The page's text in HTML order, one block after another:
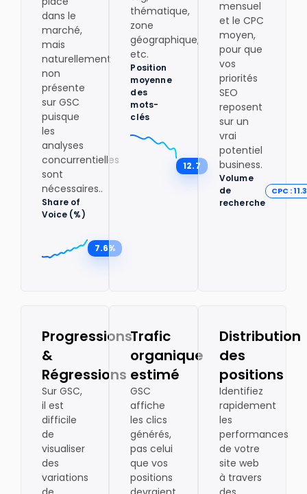
dans le
marché,
mais
naturellement
non
présente
sur GSC
puisque
les
analyses
concurrentielles
sont
nécessaires..
Share of
Voice (%)
7.6%
thématique,
zone
géographique,
etc.
Position
moyenne
des
mots-
clés
12.7
mensuel
et le CPC
moyen,
pour que
vos
priorités
SEO
reposent
sur un
vrai
potentiel
business.
Volume
de
recherche
CPC :
Progressions
&
Régressions
Sur GSC,
il est
difficile
de
visualiser
des
variations
Trafic
organique
estimé
GSC
affiche
les clics
générés,
pas celui
que vos
positions
Distribution
des
positions
Identifiez
rapidement
les
performances
de votre
site web
à travers